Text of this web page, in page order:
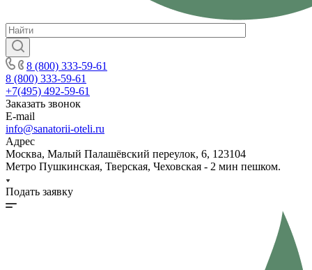
8 (800) 333-59-61
8 (800) 333-59-61
+7(495) 492-59-61
Заказать звонок
E-mail
info@sanatorii-oteli.ru
Адрес
Москва, Малый Палашёвский переулок, 6, 123104
Метро Пушкинская, Тверская, Чеховская - 2 мин пешком.
Подать заявку